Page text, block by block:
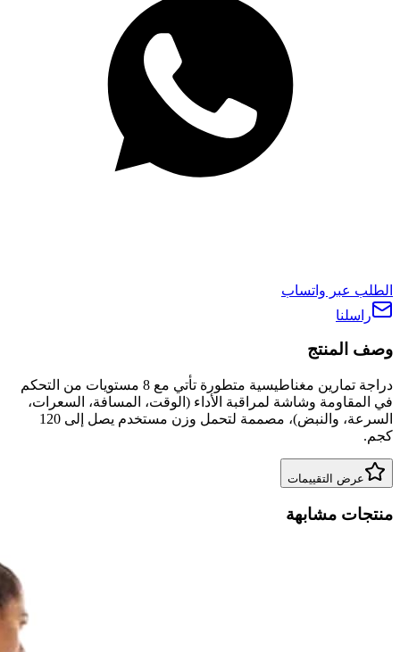
الطلب عبر واتساب
راسلنا
وصف المنتج
دراجة تمارين مغناطيسية متطورة تأتي مع 8 مستويات من التحكم
في المقاومة وشاشة لمراقبة الأداء (الوقت، المسافة، السعرات،
السرعة، والنبض)، مصممة لتحمل وزن مستخدم يصل إلى 120
كجم.
عرض التقييمات
منتجات مشابهة